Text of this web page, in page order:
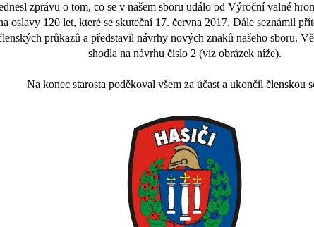
zprávu o tom, co se v našem sboru událo od Výroční valné
oslavy 120 let, které se skuteční 17. června 2017. Dále seznámil
průkazů a představil návrhy nových znaků našeho sboru.
shodla na návrhu číslo 2 (viz obrázek níže).
Na konec starosta poděkoval všem za účast a ukončil členskou